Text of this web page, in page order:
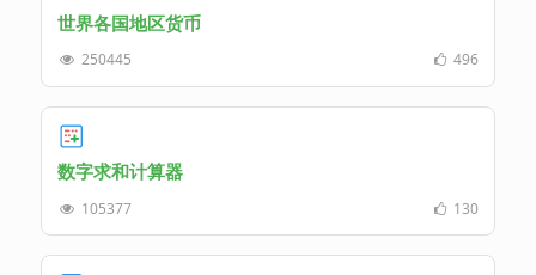
世界各国地区货币
250445 496
数字求和计算器
105377 130